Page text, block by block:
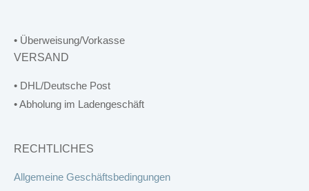
• Überweisung/Vorkasse
VERSAND
• DHL/Deutsche Post
• Abholung im Ladengeschäft
RECHTLICHES
Allgemeine Geschäftsbedingungen